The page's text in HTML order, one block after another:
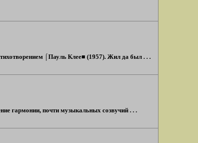
⌠Пауль Клее■ (1957). Жил да был . . .
гармонии, почти музыкальных созвучий . . .